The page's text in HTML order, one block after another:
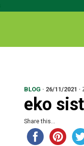
BLOG · 26/11/2021 ·
eko
Share this...